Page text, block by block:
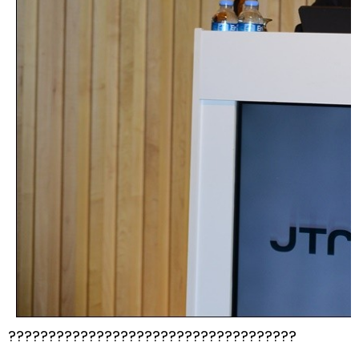
????????????????????????????????????